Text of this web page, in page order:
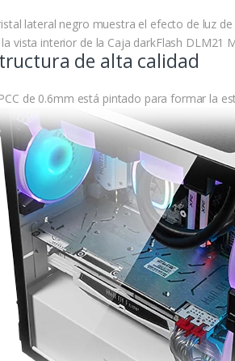
lateral negro muestra el efecto de luz
vista interior de la Caja darkFlash DLM21
de alta calidad
de 0.6mm está pintado para formar la